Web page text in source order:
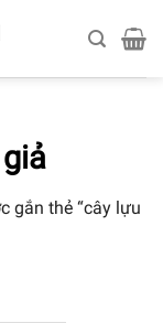
gắn thẻ “cây lựu